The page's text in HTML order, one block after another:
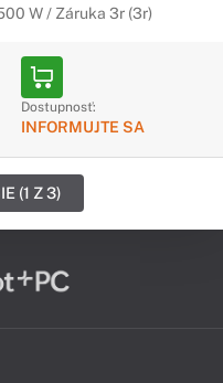
W / Záruka 3r (3r)
Dostupnosť:
INFORMUJTE SA
(1 Z 3)